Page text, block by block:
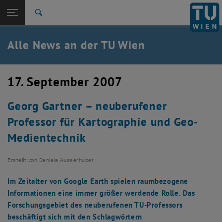
TU Login
Quicklinks
Quicklinks-Menü umschalten
Studium
Karriere
Zurück: Subseiten von TU Wien Startseite auflisten
Zurück zur letzten Ebene:
TU Wien Startseite
Übersicht
Alle News an der TU Wien
17. September 2007
Georg Gartner – neuberufener
Professor für Kartographie und Geo-
Medientechnik
Erstellt von Daniela Ausserhuber
Im Zeitalter von Google Earth spielen raumbezogene
Informationen eine immer größer werdende Rolle. Das
Forschungsgebiet des neuberufenen TU-Professors
beschäftigt sich mit den Schlagwörtern